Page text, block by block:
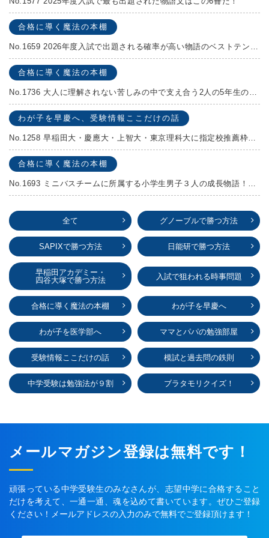
合格に導く魔法の本棚
No.1659 2026年度入試で出題される確率が高い物語のベストテンを発表します！
合格に導く魔法の本棚
No.1736 大人に理解されない苦しみの中で支え合う2人の5年生の成長物語！『夏の迷子』村上しいこ
わが子を早慶へ、受験情報ここだけの話
No.1258 早稲田大・慶應大・上智大・東京理科大に指定校推薦枠がある学校
合格に導く魔法の本棚
No.1693 ミニバスチームに所属する小学生男子３人の成長物語！『ポジション！』高田由紀子 予想問題付き！
全て グノーブルで勝つ方法
SAPIXで勝つ方法 日能研で勝つ方法
早稲田アカデミー・
四谷大塚で勝つ方法
入試で狙われる時事問題
合格に導く魔法の本棚 わが子を早慶へ
わが子を医学部へ ママとパパの勉強部屋
受験情報ここだけの話 模試と過去問の鉄則
中学受験は勉強法が９割 ブラタモリクイズ！
メールマガジン登録は無料です！
頑張っている中学受験生のみなさんが、志望中学に合格すること
だけを考えて、一通一通、魂を込めて書いています。ぜひご登録
ください！メールアドレスの入力のみで無料でご登録頂けます！